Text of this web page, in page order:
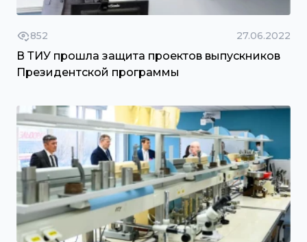
852 27.06.2022
В ТИУ прошла защита проектов выпускников
Президентской программы